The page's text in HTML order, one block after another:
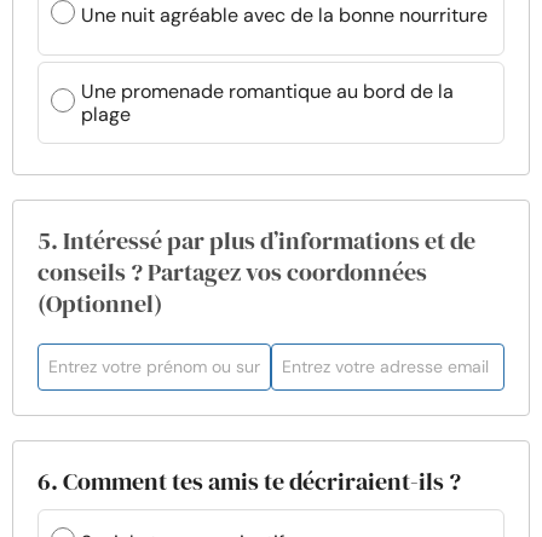
Une nuit agréable avec de la bonne nourriture
Une promenade romantique au bord de la
plage
5. Intéressé par plus d’informations et de
conseils ? Partagez vos coordonnées
(Optionnel)
6. Comment tes amis te décriraient-ils ?